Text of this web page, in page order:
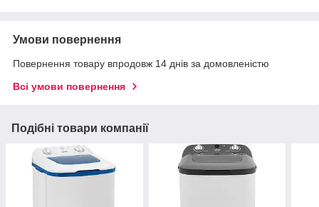
Умови повернення
Повернення товару впродовж 14 днів за домовленістю
Всі умови повернення
Подібні товари компанії